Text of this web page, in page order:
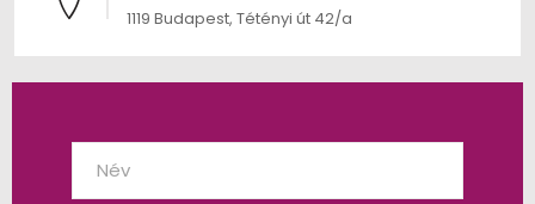
1119 Budapest, Tétényi út 42/a